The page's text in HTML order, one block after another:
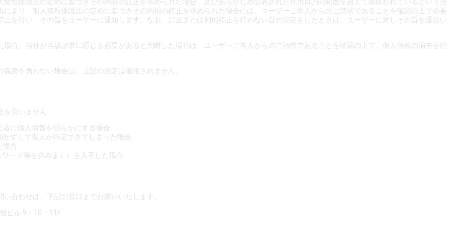
より、個人情報保護法の定めに基づきその利用の停止を求められた場合には、ユーザーご本人からのご請求であることを確認の上で必要
を行い、その旨をユーザーに通知します。なお、訂正または利用停止を行わない旨の決定をしたときは、ユーザーに対しその旨を通知い
合、当社が当該請求に応じる必要があると判断した場合は、ユーザーご本人からのご請求であることを確認の上で、個人情報の消去を行
務を負わない場合は、上記の規定は適用されません。
負いません。
に個人情報を明らかにする場合
ずして個人が特定できてしまった場合
場合
ード等を含みます）を入手した場合
合わせは、下記の窓口までお願いいたします。
ビル 9・10・11F